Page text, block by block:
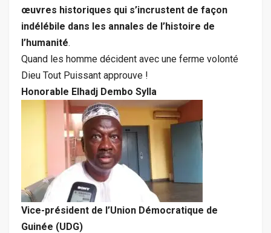
œuvres historiques qui s’incrustent de façon
indélébile dans les annales de l’histoire de
l’humanité.
Quand les homme décident avec une ferme volonté
Dieu Tout Puissant approuve !
Honorable Elhadj Dembo Sylla
Vice-président de l’Union Démocratique de
Guinée (UDG)